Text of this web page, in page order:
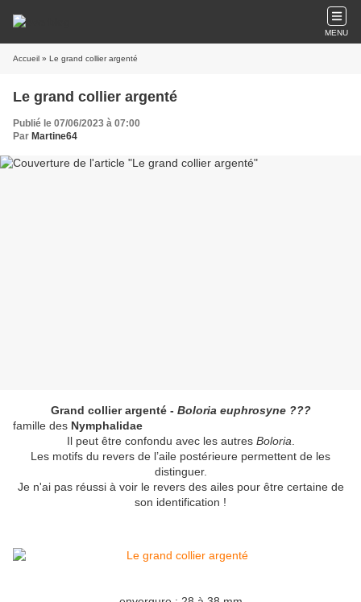
MENU
Accueil » Le grand collier argenté
Le grand collier argenté
Publié le 07/06/2023 à 07:00
Par Martine64
Grand collier argenté - Boloria euphrosyne ???
famille des Nymphalidae
Il peut être confondu avec les autres Boloria
Les motifs du revers de l’aile postérieure permettent de les
distinguer.
Je n'ai pas réussi à voir le revers des ailes pour être certaine de
son identification !